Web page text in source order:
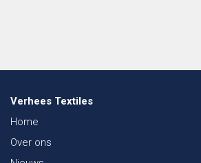
Verhees Textiles
Home
Over ons